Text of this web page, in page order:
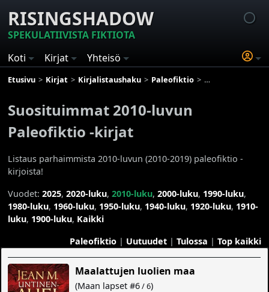
RISINGSHADOW
SPEKULATIIVISTA FIKTIOTA
Koti
Kirjat Yhteisö
Etusivu Kirjat Kirjalistaushaku Paleofiktio Suosituimmat
Suosituimmat 2010-luvun
Paleofiktio -kirjat
Listaus parhaimmista 2010-luvun (2010-2019) paleofiktio -
kirjoista!
Vuodet:2025,2020-luku,2010-luku,2000-luku, 1990-luku,
1980-luku, 1960-luku, 1950-luku, 1940-luku, 1920-luku, 1910-
luku, 1900-luku, Kaikki
Paleofiktio| Uutuudet| Tulossa | Top kaikki
Maalattujen luolien maa
(Maan lapset #6/ 6)